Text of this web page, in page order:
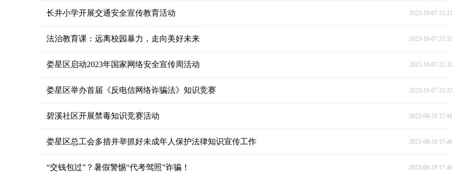
长井小学开展交通安全宣传教育活动 2023-10-07
法治教育课：远离校园暴力，走向美好未来 2023-10-07
娄星区启动2023年国家网络安全宣传周活动 2023-10-07
娄星区举办首届《反电信网络诈骗法》知识竞赛 2023-10-07
碧溪社区开展禁毒知识竞赛活动 2023-08-19
娄星区总工会多措并举抓好未成年人保护法律知识宣传工作 2023-08-19
“交钱包过”？暑假警惕“代考驾照”诈骗！ 2023-08-19